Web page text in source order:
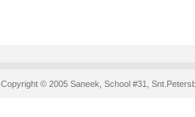
Copyright © 2005 Saneek, School #31,